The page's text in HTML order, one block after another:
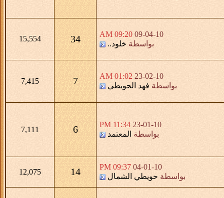
09-04-10
09:20 AM
بواسطة خلود.. 34
15,554
23-02-10
01:02 AM
بواسطة فهد الحويطي 7
7,415
23-01-10
11:34 PM
بواسطة المعتمد 6
7,111
04-01-10
09:37 PM
بواسطة حويطي الشمال 14
12,075